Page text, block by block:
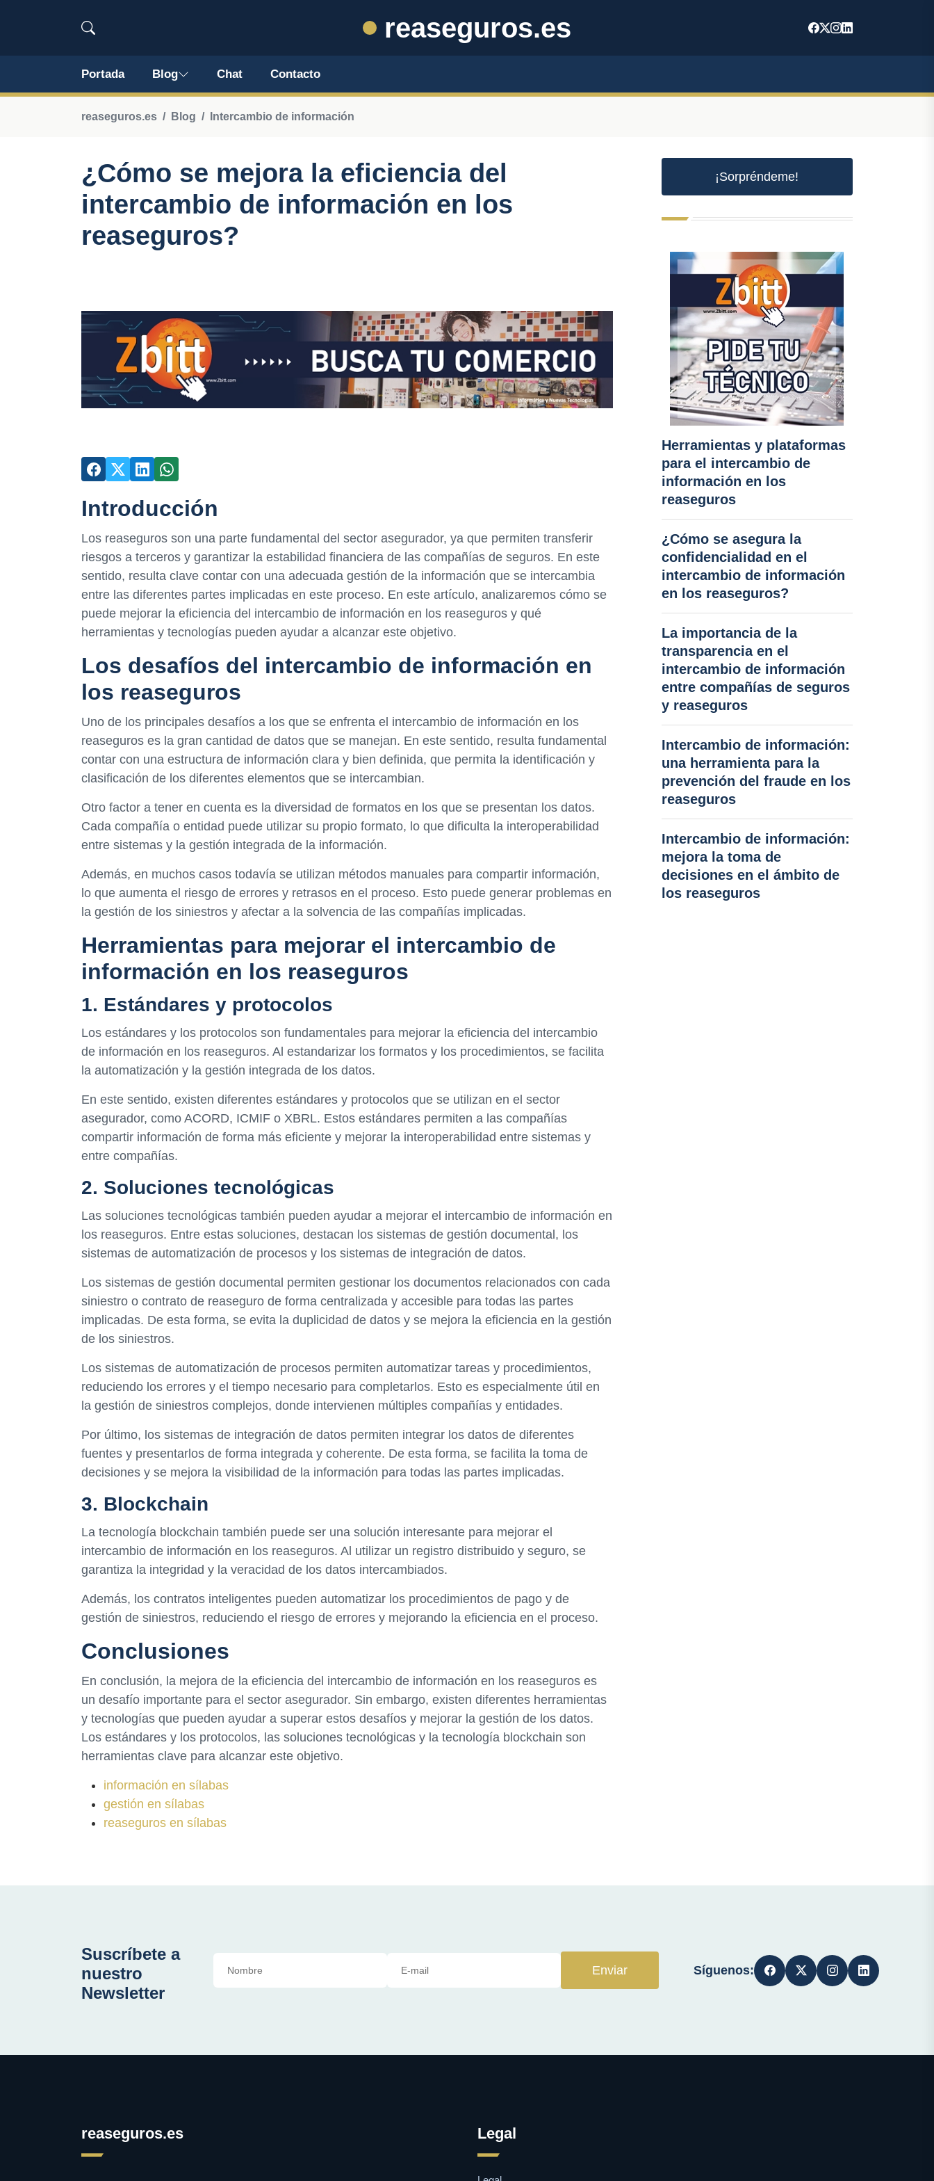
reaseguros.es
Portada Blog Chat Contacto
reaseguros.es Blog Intercambio de información
¿Cómo se mejora la eficiencia del
intercambio de información en los
reaseguros?
Introducción
Los reaseguros son una parte fundamental del sector asegurador, ya que permiten transferir
riesgos a terceros y garantizar la estabilidad financiera de las compañías de seguros. En este
sentido, resulta clave contar con una adecuada gestión de la información que se intercambia
entre las diferentes partes implicadas en este proceso. En este artículo, analizaremos cómo se
puede mejorar la eficiencia del intercambio de información en los reaseguros y qué
herramientas y tecnologías pueden ayudar a alcanzar este objetivo.
Los desafíos del intercambio de información en
los reaseguros
Uno de los principales desafíos a los que se enfrenta el intercambio de información en los
reaseguros es la gran cantidad de datos que se manejan. En este sentido, resulta fundamental
contar con una estructura de información clara y bien definida, que permita la identificación y
clasificación de los diferentes elementos que se intercambian.
Otro factor a tener en cuenta es la diversidad de formatos en los que se presentan los datos.
Cada compañía o entidad puede utilizar su propio formato, lo que dificulta la interoperabilidad
entre sistemas y la gestión integrada de la información.
Además, en muchos casos todavía se utilizan métodos manuales para compartir información,
lo que aumenta el riesgo de errores y retrasos en el proceso. Esto puede generar problemas en
la gestión de los siniestros y afectar a la solvencia de las compañías implicadas.
Herramientas para mejorar el intercambio de
información en los reaseguros
1. Estándares y protocolos
Los estándares y los protocolos son fundamentales para mejorar la eficiencia del intercambio
de información en los reaseguros. Al estandarizar los formatos y los procedimientos, se facilita
la automatización y la gestión integrada de los datos.
En este sentido, existen diferentes estándares y protocolos que se utilizan en el sector
asegurador, como ACORD, ICMIF o XBRL. Estos estándares permiten a las compañías
compartir información de forma más eficiente y mejorar la interoperabilidad entre sistemas y
entre compañías.
2. Soluciones tecnológicas
Las soluciones tecnológicas también pueden ayudar a mejorar el intercambio de información en
los reaseguros. Entre estas soluciones, destacan los sistemas de gestión documental, los
sistemas de automatización de procesos y los sistemas de integración de datos.
Los sistemas de gestión documental permiten gestionar los documentos relacionados con cada
siniestro o contrato de reaseguro de forma centralizada y accesible para todas las partes
implicadas. De esta forma, se evita la duplicidad de datos y se mejora la eficiencia en la gestión
de los siniestros.
Los sistemas de automatización de procesos permiten automatizar tareas y procedimientos,
reduciendo los errores y el tiempo necesario para completarlos. Esto es especialmente útil en
la gestión de siniestros complejos, donde intervienen múltiples compañías y entidades.
Por último, los sistemas de integración de datos permiten integrar los datos de diferentes
fuentes y presentarlos de forma integrada y coherente. De esta forma, se facilita la toma de
decisiones y se mejora la visibilidad de la información para todas las partes implicadas.
3. Blockchain
La tecnología blockchain también puede ser una solución interesante para mejorar el
intercambio de información en los reaseguros. Al utilizar un registro distribuido y seguro, se
garantiza la integridad y la veracidad de los datos intercambiados.
Además, los contratos inteligentes pueden automatizar los procedimientos de pago y de
gestión de siniestros, reduciendo el riesgo de errores y mejorando la eficiencia en el proceso.
Conclusiones
En conclusión, la mejora de la eficiencia del intercambio de información en los reaseguros es
un desafío importante para el sector asegurador. Sin embargo, existen diferentes herramientas
y tecnologías que pueden ayudar a superar estos desafíos y mejorar la gestión de los datos.
Los estándares y los protocolos, las soluciones tecnológicas y la tecnología blockchain son
herramientas clave para alcanzar este objetivo.
información en sílabas
gestión en sílabas
reaseguros en sílabas
¡Sorpréndeme!
Herramientas y plataformas
para el intercambio de
información en los
reaseguros
¿Cómo se asegura la
confidencialidad en el
intercambio de información
en los reaseguros?
La importancia de la
transparencia en el
intercambio de información
entre compañías de seguros
y reaseguros
Intercambio de información:
una herramienta para la
prevención del fraude en los
reaseguros
Intercambio de información:
mejora la toma de
decisiones en el ámbito de
los reaseguros
Suscríbete a
nuestro
Newsletter
Enviar Síguenos:
reaseguros.es Legal